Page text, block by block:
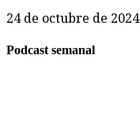
24 de octubre de 2024
Podcast semanal